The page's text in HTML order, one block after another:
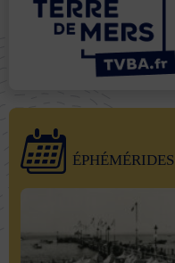
ÉPHÉMÉRIDES